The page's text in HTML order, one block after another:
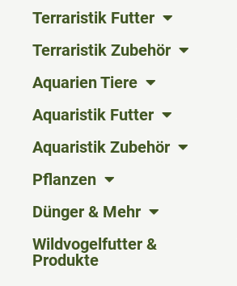
Terraristik Futter
Terraristik Zubehör
Aquarien Tiere
Aquaristik Futter
Aquaristik Zubehör
Pflanzen
Dünger & Mehr
Wildvogelfutter &
Produkte